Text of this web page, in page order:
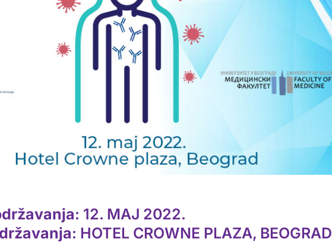
: 12. MAJ 2022.
: HOTEL CROWNE PLAZA, BEOGRAD